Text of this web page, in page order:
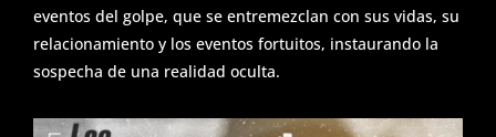
S
e
r
eventos del golpe, que se entremezclan con sus vidas, su
relacionamiento y los eventos fortuitos, instaurando la
sospecha de una realidad oculta.